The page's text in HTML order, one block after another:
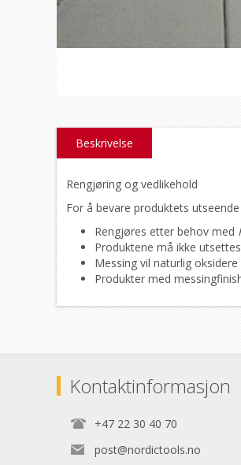
Beskrivelse
Rengjøring og vedlikehold
For å bevare produktets
Rengjøres etter behov med
Produktene må ikke
Messing vil naturlig
Produkter med
Kontaktinformasjon
+47 22 30 40 70
post@nordictools.no